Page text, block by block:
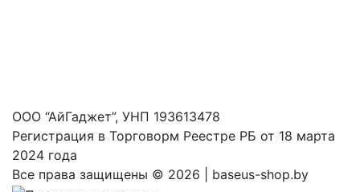
ООО “АйГаджет”, УНП 193613478
Регистрация в Торговорм Реестре РБ от 18 марта
2024 года
Все права защищены © 2026 | baseus-shop.by